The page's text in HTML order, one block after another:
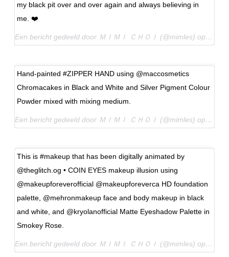
my black pit over and over again and always believing in
me. ❤️
Een bericht gedeeld door ＭＩＭＩ ＣＨＯＩ (@mimles) op5 Jul
Hand-painted #ZIPPER HAND using @maccosmetics
Chromacakes in Black and White and Silver Pigment Colour
Powder mixed with mixing medium.
Een bericht gedeeld door ＭＩＭＩ ＣＨＯＩ (@mimles) op5 Aug
This is #makeup that has been digitally animated by
@theglitch.og • COIN EYES makeup illusion using
@makeupforeverofficial @makeupforeverca HD foundation
palette, @mehronmakeup face and body makeup in black
and white, and @kryolanofficial Matte Eyeshadow Palette in
Smokey Rose.
Een bericht gedeeld door ＭＩＭＩ ＣＨＯＩ (@mimles) op23